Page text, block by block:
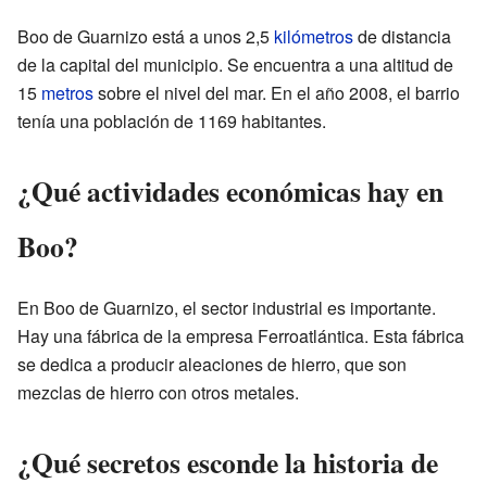
Boo de Guarnizo está a unos 2,5 kilómetrosde distancia
de la capital del municipio. Se encuentra a una altitud de
15 metrossobre el nivel del mar. En el año 2008, el barrio
tenía una población de 1169 habitantes.
¿Qué actividades económicas hay en
Boo?
En Boo de Guarnizo, el sector industrial es importante.
Hay una fábrica de la empresa Ferroatlántica. Esta fábrica
se dedica a producir aleaciones de hierro, que son
mezclas de hierro con otros metales.
¿Qué secretos esconde la historia de